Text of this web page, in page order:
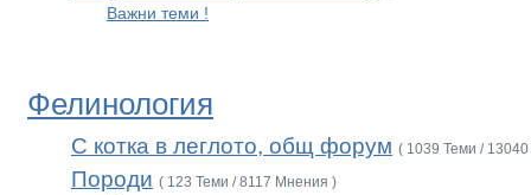
Важни теми !
Фелинология
С котка в леглото, общ форум ( 1039 Теми /
Породи ( 123 Теми / 8117 Мнения )